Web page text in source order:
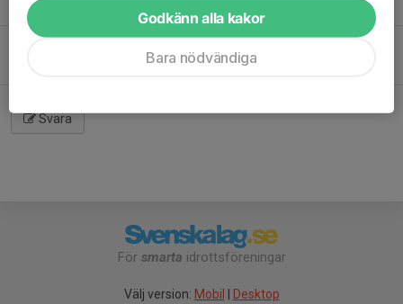
Peter B.
Fixade det till dig Pontus
Svara
För smarta idrottsföreningar
Välj version: Mobil Desktop
Godkänn alla kakor
Bara nödvändiga